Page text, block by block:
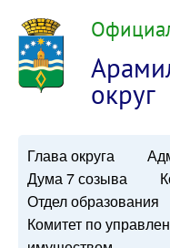
округ
Глава округа
Дума 7 созыва
Отдел образования
Комитет по